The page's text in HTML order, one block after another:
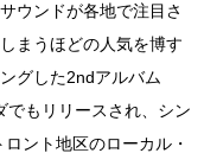
ウンドが各地で注目さ
まうほどの人気を博す
グした2ndアルバム
でもリリースされ、シン
ント地区のローカル・